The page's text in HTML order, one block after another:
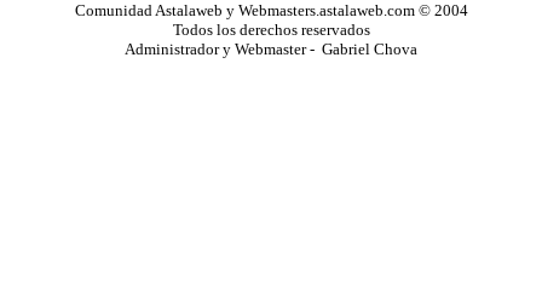
Comunidad Astalaweb y Webmasters.astalaweb.com © 2004
Todos los derechos reservados
Administrador y Webmaster - Gabriel Chova